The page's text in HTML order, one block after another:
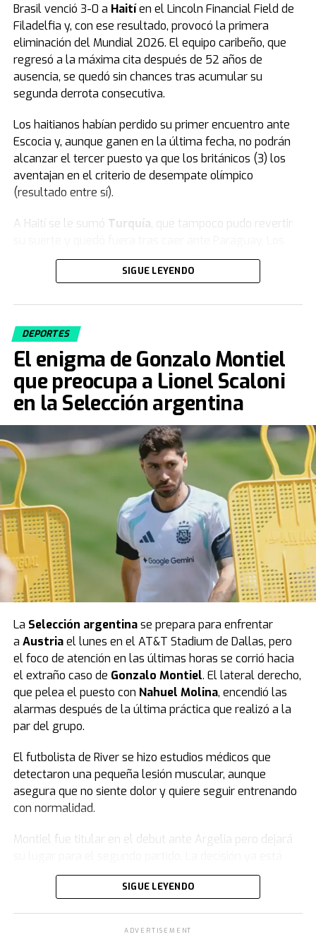
Brasil venció 3-0 a Haitíen el Lincoln Financial Field de
Filadelfia y, con ese resultado, provocó la primera
eliminación del Mundial 2026. El equipo caribeño, que
regresó a la máxima cita después de 52 años de
ausencia, se quedó sin chances tras acumular su
segunda derrota consecutiva.
Los haitianos habían perdido su primer encuentro ante
Escocia y, aunque ganen en la última fecha, no podrán
alcanzar el tercer puesto ya que los británicos (3) los
aventajan en el criterio de desempate olímpico
(resultado entre sí).
A Haití se le sumó Turquía , que tampoco pudo revertir
turcos, a pesar de jugar con un hombre más, no
lograron dar vuelta el resultado y firmaron una rápida
Mundo.
Fuente: TN
SIGUE LEYENDO
DEPORTES
El enigma de Gonzalo Montiel
que preocupa a Lionel Scaloni
en la Selección argentina
La Selección argentinase prepara para enfrentar
a Austriael lunes en el AT&T Stadium de Dallas, pero
el foco de atención en las últimas horas se corrió hacia
el extraño caso de Gonzalo Montiel. El lateral derecho,
que pelea el puesto con Nahuel Molina, encendió las
alarmas después de la última práctica que realizó a la
par del grupo.
El futbolista de River se hizo estudios médicos que
detectaron una pequeña lesión muscular, aunque
asegura que no siente dolor y quiere seguir entrenando
con normalidad.
Montiel fue titular en el debut ante Argelia pero dejará
tomada: Molina será su reemplazante en el lateral
derecho frente a Austria. El jugador del Atlético de
SIGUE LEYENDO
ADVERTISEMENT